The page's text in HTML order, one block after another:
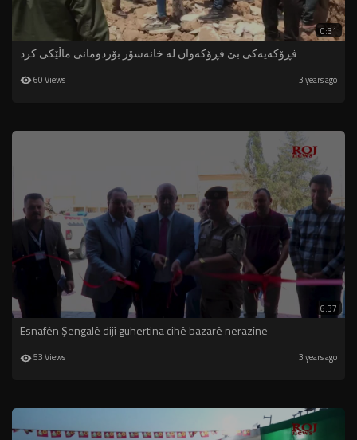
0:31
فڕۆکەیەکى بێ فڕۆکەوان لە خانەسۆر بۆردومانی ماڵێکی کرد
60 Views 3 years ago
6:37
Esnafên Şengalê dijî guhertina cihê bazarê nerazîne
53 Views 3 years ago